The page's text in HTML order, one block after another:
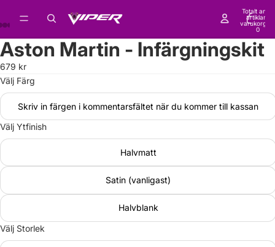
Totalt antal
artiklar i
varukorgen:
0
Aston Martin - Infärgningskit
679 kr
Välj Färg
Skriv in färgen i kommentarsfältet när du kommer till kassan
Välj Ytfinish
Halvmatt
Satin (vanligast)
Halvblank
Välj Storlek